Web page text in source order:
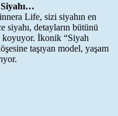
Siyahı…
Life, sizi siyahın en
siyahı, detayların bütünü
koyuyor. İkonik “Siyah
taşıyan model, yaşam